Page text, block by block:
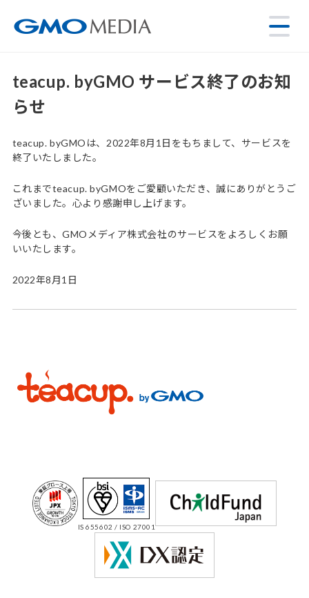
teacup. byGMO サービス終了のお知
らせ
teacup. byGMOは、2022年8月1日をもちまして、サービスを
終了いたしました。
これまでteacup. byGMOをご愛顧いただき、誠にありがとうご
ざいました。心より感謝申し上げます。
今後とも、GMOメディア株式会社のサービスをよろしくお願
いいたします。
2022年8月1日
IS 655602 / ISO 27001